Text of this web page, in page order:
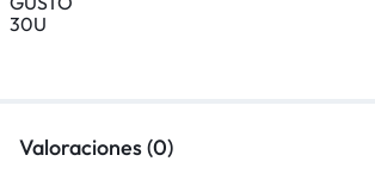
Valoraciones (0)